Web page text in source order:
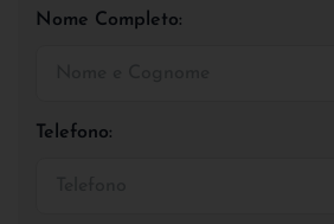
Nome Completo:
Telefono: